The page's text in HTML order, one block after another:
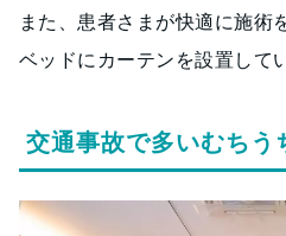
また、患者さまが快適に施術
ベッドにカーテンを設置して
交通事故で多いむちう